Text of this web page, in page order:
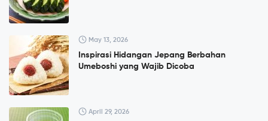
May 13, 2026
Inspirasi Hidangan Jepang Berbahan
Umeboshi yang Wajib Dicoba
April 29, 2026